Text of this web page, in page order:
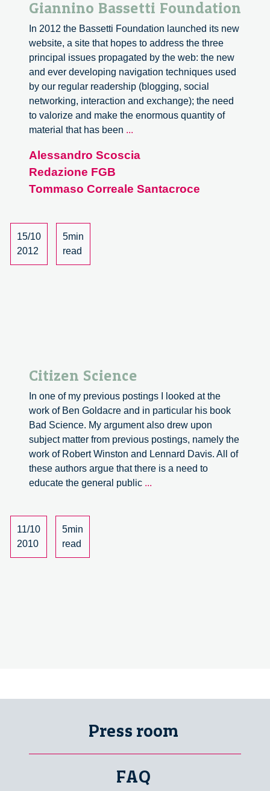
Giannino Bassetti Foundation
In 2012 the Bassetti Foundation launched its new
website, a site that hopes to address the three
principal issues propagated by the web: the new
and ever developing navigation techniques used
by our regular readership (blogging, social
networking, interaction and exchange); the need
to valorize and make the enormous quantity of
material that has been ...
the
of
Alessandro Scoscia
Redazione FGB
Tommaso Correale Santacroce
15/10
2012
5min
read
Citizen Science
In one of my previous postings I looked at the
work of Ben Goldacre and in particular his book
Bad Science. My argument also drew upon
subject matter from previous postings, namely the
work of Robert Winston and Lennard Davis. All of
these authors argue that there is a need to
educate the general public ...
11/10
2010
5min
read
Press room
FAQ